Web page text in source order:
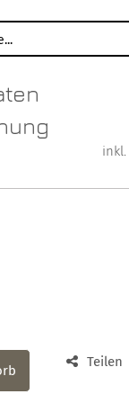
inkl.
Teilen